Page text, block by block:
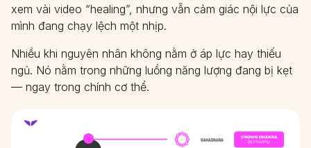
xem vài video “healing”, nhưng vẫn cảm giác nội lực của
mình đang chạy lệch một nhịp.
Nhiều khi nguyên nhân không nằm ở áp lực hay thiếu
ngủ. Nó nằm trong những luồng năng lượng đang bị kẹt
— ngay trong chính cơ thể.